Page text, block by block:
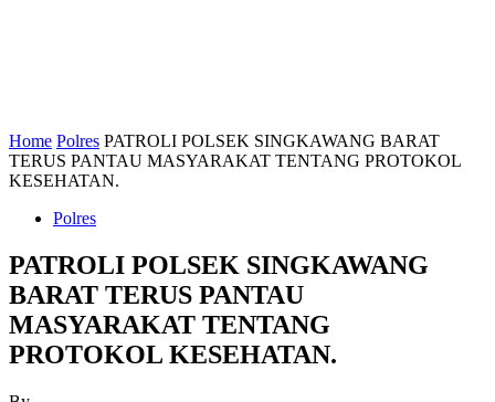
Home Polres PATROLI POLSEK SINGKAWANG BARAT
TERUS PANTAU MASYARAKAT TENTANG PROTOKOL
KESEHATAN.
Polres
PATROLI POLSEK SINGKAWANG
BARAT TERUS PANTAU
MASYARAKAT TENTANG
PROTOKOL KESEHATAN.